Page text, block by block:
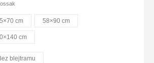
cm 58×90 cm
cm
blejtramu